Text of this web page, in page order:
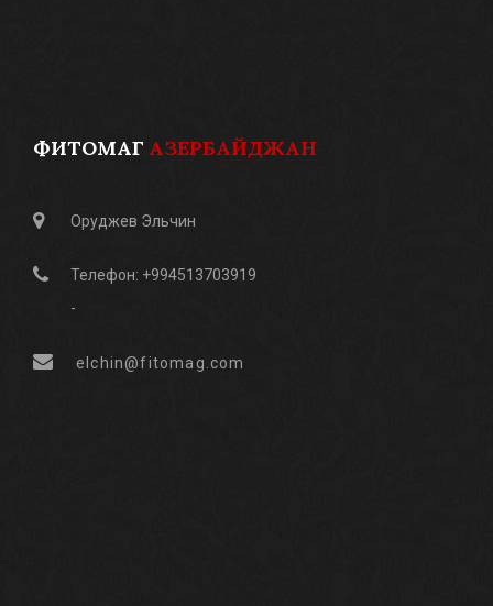
ФИТОМАГ АЗЕРБАЙДЖАН
Оруджев Эльчин
Телефон: +994513703919
-
elchin@fitomag.com